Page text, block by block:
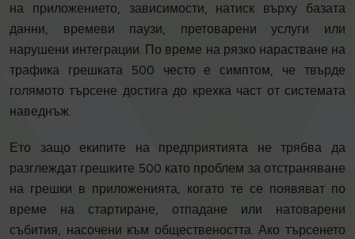
на приложението, зависимости, натиск върху базата
данни, времеви паузи, претоварени услуги или
нарушени интеграции. По време на рязко нарастване на
трафика грешката 500 често е симптом, че твърде
голямото търсене достига до крехка част от системата
наведнъж.
Ето защо екипите на предприятията не трябва да
разглеждат грешките 500 като проблем за отстраняване
на грешки в приложенията, когато те се появяват по
време на стартиране, отпадане или натоварени
събития, насочени към обществеността. Ако търсенето